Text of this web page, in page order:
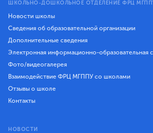
ШКОЛЬНО-ДОШКОЛЬНОЕ ОТДЕЛЕНИЕ ФРЦ
Новости школы
Сведения об образовательной организации
Дополнительные сведения
Электронная информационно-образовательная
Фото/видеогалерея
Взаимодействие ФРЦ МГППУ со школами
Отзывы о школе
Контакты
НОВОСТИ